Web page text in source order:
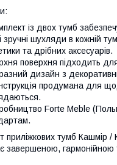
із двох тумб
зручні шухляди в кожній
та дрібних аксесуарів.
поверхня підходить
дизайн з
продумана для
Forte Meble
приліжкових тумб Кашмір
завершеною,